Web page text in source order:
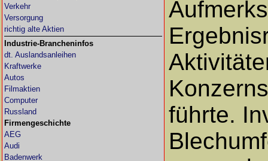
Verkehr
Versorgung
richtig alte Aktien
Industrie-Brancheninfos
dt. Auslandsanleihen
Kraftwerke
Autos
Filmaktien
Computer
Russland
Firmengeschichte
AEG
Audi
Badenwerk
führte.